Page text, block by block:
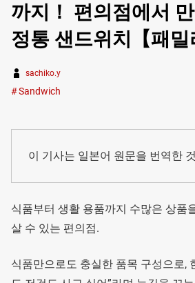
까지！ 편의점에서
정통 샌드위치【패밀
sachiko.y
Sandwich
이 기사는 일본어 원문을 번역한
식품부터 생활 용품까지 수많은 상품
살 수 있는 편의점.
식품만으로도 충실한 품목 구성으로,